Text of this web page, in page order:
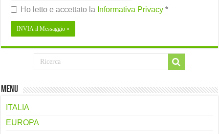
Ho letto e accettato la Informativa Privacy*
Menu
ITALIA
EUROPA